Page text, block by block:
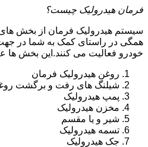
فرمان هیدرولیک چیست؟
سیستم هیدرولیک فرمان از بخش
همگی در راستای کمک به شما در
خودرو فعالیت می کنند.این بخش ها
روغن هیدرولیک فرمان
شیلنگ های رفت و برگشت
پمپ هیدرولیک
مخزن هیدرولیک
شیر و یا مقسم
تسمه هیدرولیک
جک هیدرولیک